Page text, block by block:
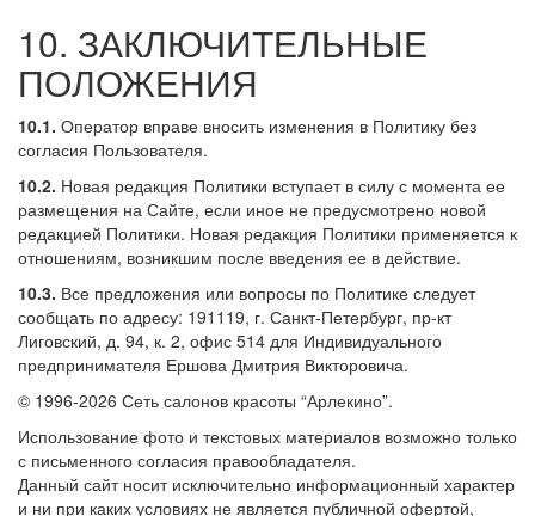
10. ЗАКЛЮЧИТЕЛЬНЫЕ
ПОЛОЖЕНИЯ
10.1. Оператор вправе вносить изменения в Политику без
согласия Пользователя.
10.2. Новая редакция Политики вступает в силу с момента ее
размещения на Сайте, если иное не предусмотрено новой
редакцией Политики. Новая редакция Политики применяется к
отношениям, возникшим после введения ее в действие.
10.3. Все предложения или вопросы по Политике следует
сообщать по адресу: 191119, г. Санкт-Петербург, пр-кт
Лиговский, д. 94, к. 2, офис 514 для Индивидуального
предпринимателя Ершова Дмитрия Викторовича.
© 1996-2026 Сеть салонов красоты “Арлекино”.
Использование фото и текстовых материалов возможно только
с письменного согласия правообладателя.
Данный сайт носит исключительно информационный характер
и ни при каких условиях не является публичной офертой,